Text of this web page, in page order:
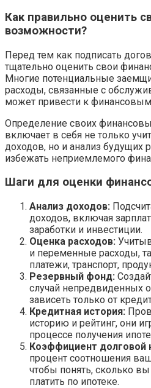
Как правильно оценить
возможности?
Перед тем как подписать
тщательно оценить свои
Многие потенциальные
расходы, связанные с
может привести к
Определение своих
включает в себя не только
доходов, но и анализ будущих
избежать неприемлемого
Шаги для оценки
Анализ доходов:
доходов, включая
заработки и инвестиции.
Оценка расходов:
и переменные расходы,
платежи, транспорт,
Резервный фонд:
случай непредвиденных
зависеть только от
Кредитная история:
историю и рейтинг, они
процессе получения
Коэффициент долговой
процент соотношения
чтобы понять, сколько
платить по ипотеке.